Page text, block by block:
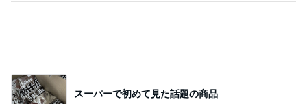
娘は念願のかき氷で私は売り切れ